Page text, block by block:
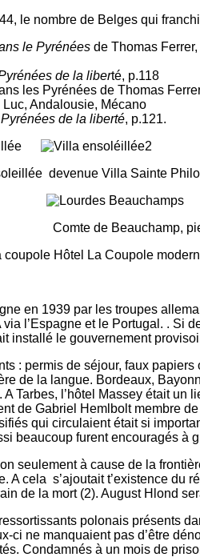
le nombre de Belges qui
le Pyrénées de Thomas
de la liberté, p.118
les Pyrénées de Thomas
Andalousie, Mécano
Pyrénées de la liberté, p.121.
Villa Sainte
pierre tombale
Hôtel La Coupole
en 1939 par les troupes
via l’Espagne et le Portugal. . Si
installé le gouvernement
: permis de séjour, faux
de la langue. Bordeaux,
Tarbes, l’hôtel Massey était
de Gabriel Hemlbolt membre
qui circulaient était si
beaucoup furent encouragés à
seulement à cause de la
A cela s’ajoutait t’existence du
de la mort (2). August Hlond
polonais présents
ci ne manquaient pas d’être
Condamnés à un mois de